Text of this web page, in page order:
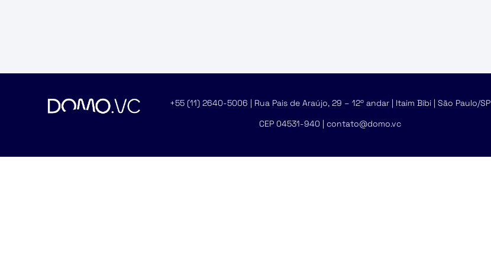
+55 (11) 2640-5006 | Rua Pais de Araújo, 29 – 12º andar | Itaim Bibi | São Paulo/SP
CEP 04531-940 | contato@domo.vc